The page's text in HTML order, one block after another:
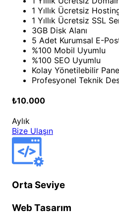
1 Yıllık Ücretsiz
1 Yıllık Ücretsiz SSL
3GB Disk Alanı
5 Adet Kurumsal E-
%100 Mobil Uyumlu
%100 SEO Uyumlu
Kolay Yönetilebilir
Profesyonel Teknik
₺10.000
Aylık
Bize Ulaşın
Orta Seviye
Web Tasarım